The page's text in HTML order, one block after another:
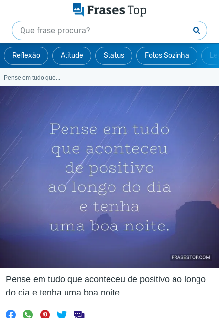
Reflexão Atitude Status Fotos Sozinha
Pense em tudo que...
Pense em tudo que aconteceu de positivo ao longo
do dia e tenha uma boa noite.